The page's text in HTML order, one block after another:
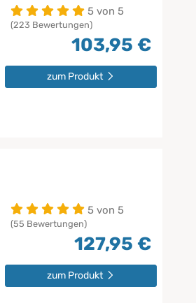
5 von 5
(223 Bewertungen)
103,95 €
zum Produkt
5 von 5
(55 Bewertungen)
127,95 €
zum Produkt